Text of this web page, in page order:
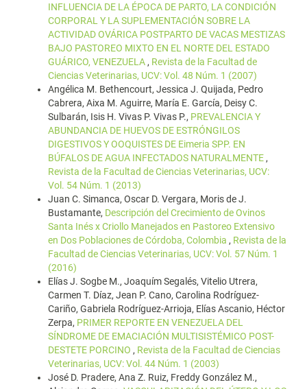
INFLUENCIA DE LA ÉPOCA DE PARTO, LA CONDICIÓN
CORPORAL Y LA SUPLEMENTACIÓN SOBRE LA
ACTIVIDAD OVÁRICA POSTPARTO DE VACAS MESTIZAS
BAJO PASTOREO MIXTO EN EL NORTE DEL ESTADO
GUÁRICO, VENEZUELA , Revista de la Facultad de
Ciencias Veterinarias, UCV: Vol. 48 Núm. 1 (2007)
Angélica M. Bethencourt, Jessica J. Quijada, Pedro
Cabrera, Aixa M. Aguirre, María E. García, Deisy C.
Sulbarán, Isis H. Vivas P. Vivas P., PREVALENCIA Y
ABUNDANCIA DE HUEVOS DE ESTRÓNGILOS
DIGESTIVOS Y OOQUISTES DE Eimeria SPP. EN
BÚFALOS DE AGUA INFECTADOS NATURALMENTE ,
Revista de la Facultad de Ciencias Veterinarias, UCV:
Vol. 54 Núm. 1 (2013)
Juan C. Simanca, Oscar D. Vergara, Moris de J.
Bustamante, Descripción del Crecimiento de Ovinos
Santa Inés x Criollo Manejados en Pastoreo Extensivo
en Dos Poblaciones de Córdoba, Colombia , Revista de la
Facultad de Ciencias Veterinarias, UCV: Vol. 57 Núm. 1
(2016)
Elías J. Sogbe M., Joaquím Segalés, Vitelio Utrera,
Carmen T. Díaz, Jean P. Cano, Carolina Rodríguez-
Cariño, Gabriela Rodríguez-Arrioja, Elías Ascanio, Héctor
Zerpa, PRIMER REPORTE EN VENEZUELA DEL
SÍNDROME DE EMACIACIÓN MULTISISTÉMICO POST-
DESTETE PORCINO , Revista de la Facultad de Ciencias
Veterinarias, UCV: Vol. 44 Núm. 1 (2003)
José D. Pradere, Ana Z. Ruiz, Freddy González M.,